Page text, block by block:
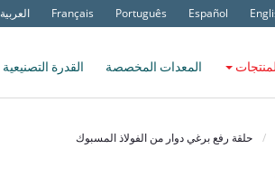
Español
Português
Français العربية
المعدات المخصصة القدرة التصنيعية
حلقة رفع برغي دوار من الفولاذ المسبوك